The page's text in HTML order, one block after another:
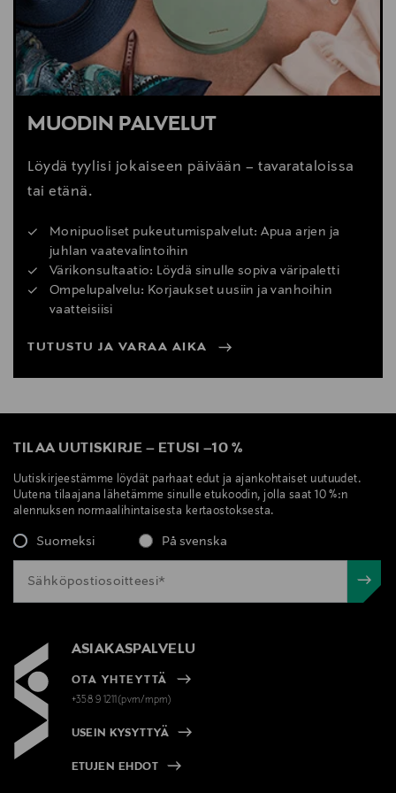
MUODIN PALVELUT
Löydä tyylisi jokaiseen päivään – tavarataloissa
tai etänä.
Monipuoliset pukeutumispalvelut: Apua arjen ja
juhlan vaatevalintoihin
Värikonsultaatio: Löydä sinulle sopiva väripaletti
Ompelupalvelu: Korjaukset uusiin ja vanhoihin
vaatteisiisi
TUTUSTU JA VARAA AIKA
TILAA UUTISKIRJE – ETUSI –10 %
Uutiskirjeestämme löydät parhaat edut ja ajankohtaiset uutuudet.
Uutena tilaajana lähetämme sinulle etukoodin, jolla saat 10 %:n
alennuksen normaalihintaisesta kertaostoksesta.
Suomeksi På svenska
ASIAKASPALVELU
OTA YHTEYTTÄ
+358 9 1211(pvm/mpm)
USEIN KYSYTTYÄ
ETUJEN EHDOT